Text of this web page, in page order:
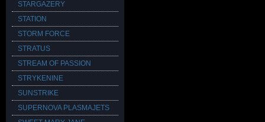
STARGAZERY
STATION
STORM FORCE
STRATUS
STREAM OF PASSION
STRYKENINE
SUNSTRIKE
SUPERNOVA PLASMAJETS